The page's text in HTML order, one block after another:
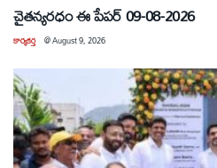
చైతన్యరధం ఈ పేపర్ 09-08-2026
కార్యకర్త @August 9, 2026